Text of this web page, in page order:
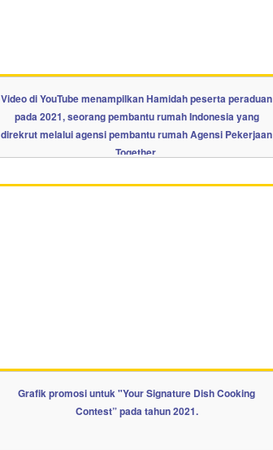
Video di YouTube menampilkan Hamidah peserta peraduan
pada 2021, seorang pembantu rumah Indonesia yang
direkrut melalui agensi pembantu rumah Agensi Pekerjaan
Together.
Grafik promosi untuk "Your Signature Dish Cooking
Contest” pada tahun 2021.